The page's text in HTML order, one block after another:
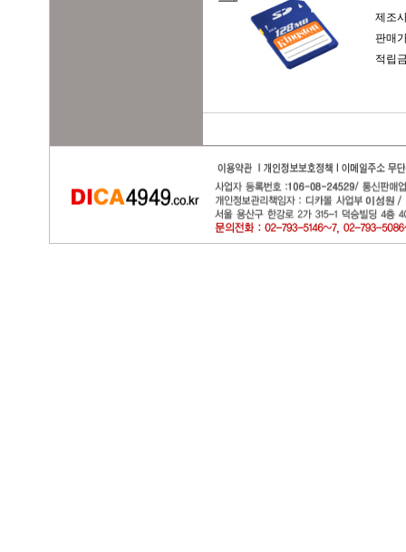
제조
판매
적립